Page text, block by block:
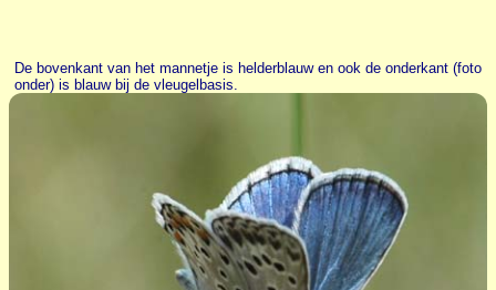
De bovenkant van het mannetje is helderblauw en ook de onderkant (foto
onder) is blauw bij de vleugelbasis.